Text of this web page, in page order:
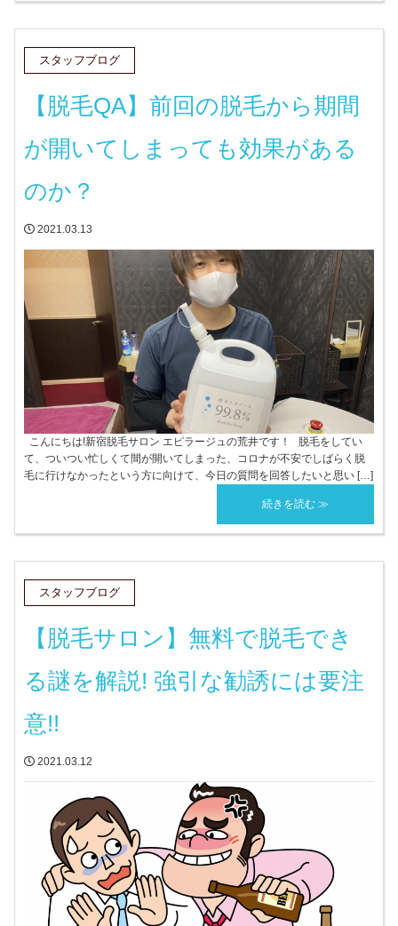
スタッフブログ
【脱毛QA】前回の脱毛から期間
が開いてしまっても効果がある
のか？
2021.03.13
こんにちは!新宿脱毛サロン エピラージュの荒井です！ 脱毛をしてい
て、ついつい忙しくて間が開いてしまった、コロナが不安でしばらく脱
毛に行けなかったという方に向けて、今日の質問を回答したいと思い […]
続きを読む ≫
スタッフブログ
【脱毛サロン】無料で脱毛でき
る謎を解説! 強引な勧誘には要注
意!!
2021.03.12